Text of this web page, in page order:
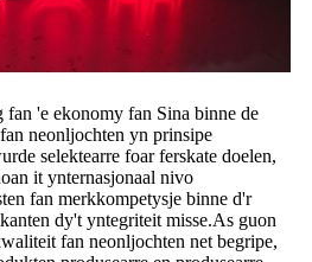
'e ekonomy fan Sina binne de
neonljochten yn prinsipe
selektearre foar ferskate doelen,
it ynternasjonaal nivo
fan merkkompetysje binne d'r
dy't yntegriteit misse.As guon
fan neonljochten net begripe,